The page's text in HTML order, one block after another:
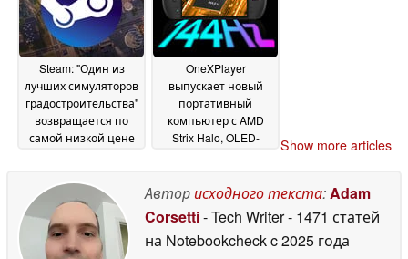
Steam: "Один из
лучших симуляторов
градостроительства"
возвращается по
самой низкой цене
OneXPlayer
выпускает новый
портативный
компьютер с AMD
Strix Halo, OLED-
жидкостным
охлаждением
2026
Show more articles
Авторисходного текста:Adam
Corsetti- Tech Writer- 1471 статей
на Notebookcheckc 2025 года